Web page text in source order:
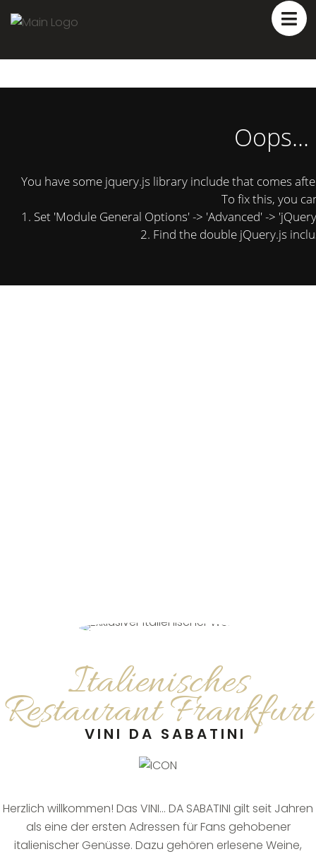
Oops...
You have some jquery.js library include that comes
To fix this, you
1. Set 'Module General Options' -> 'Advanced' ->
2. Find the double jQuery.js
Italienisches
Restaurant Frankfurt
VINI DA SABATINI
Herzlich willkommen! Das VINI… DA SABATINI gilt seit Jahren
als eine der ersten Adressen für Fans gehobener
italienischer Genüsse. Dazu gehören erlesene Weine,